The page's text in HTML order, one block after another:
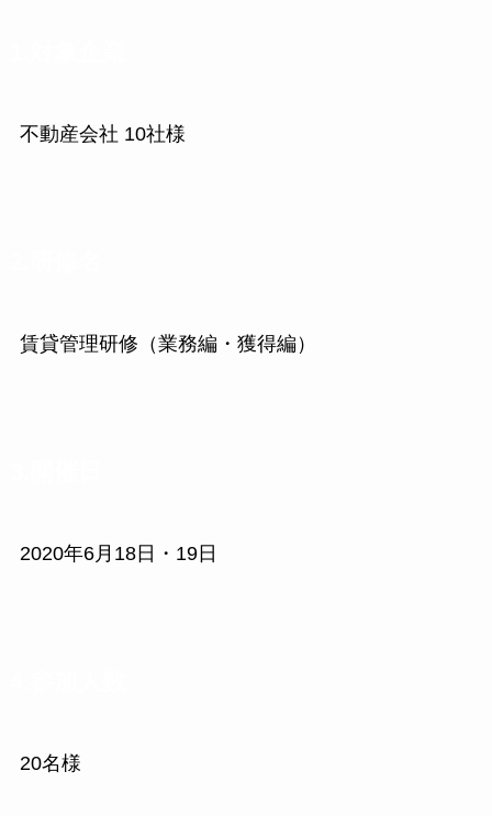
不動産会社 10社様
賃貸管理研修（業務編・獲得編）
2020年6月18日・19日
20名様